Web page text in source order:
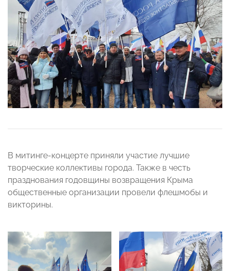
В митинге-концерте приняли участие лучшие
творческие коллективы города. Также в честь
празднования годовщины возвращения Крыма
общественные организации провели флешмобы и
викторины.